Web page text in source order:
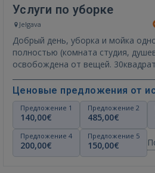
Услуги по уборке
Jelgava
Добрый день, уборка и мойка
полностью (комната студия,
освобождена от вещей.
Ценовые предложения от
Предложение 1
140,00€
Предложение 2
485,00€
Предложение 4
200,00€
Предложение 5
150,00€